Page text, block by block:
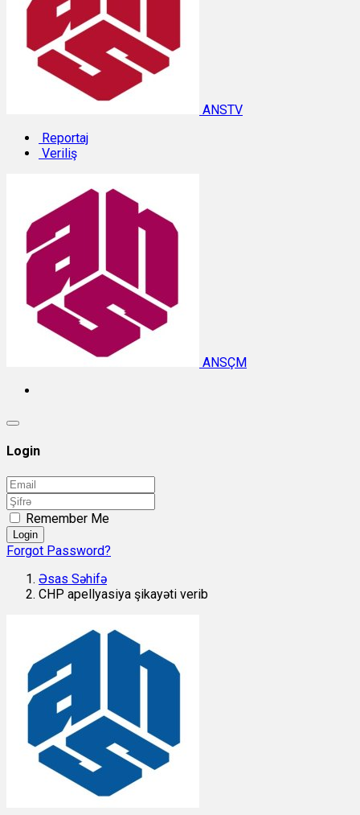
ANSTV
Reportaj
Veriliş
ANSÇM
Login
Remember Me
Login
Forgot Password?
Əsas Səhifə
CHP apellyasiya şikayəti verib